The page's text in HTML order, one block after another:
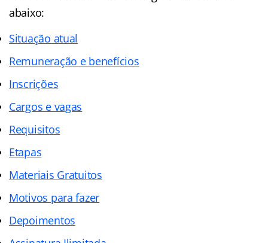
abaixo:
Situação atual
Remuneração e benefícios
Inscrições
Cargos e vagas
Requisitos
Etapas
Materiais Gratuitos
Motivos para fazer
Depoimentos